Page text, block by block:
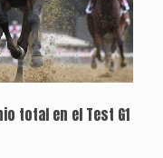
total en el Test G1